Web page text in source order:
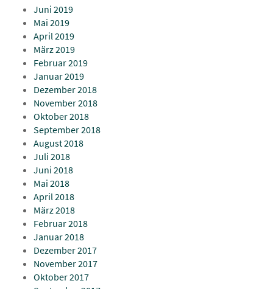
Juni 2019
Mai 2019
April 2019
März 2019
Februar 2019
Januar 2019
Dezember 2018
November 2018
Oktober 2018
September 2018
August 2018
Juli 2018
Juni 2018
Mai 2018
April 2018
März 2018
Februar 2018
Januar 2018
Dezember 2017
November 2017
Oktober 2017